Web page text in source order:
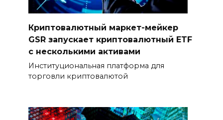
Криптовалютный маркет-мейкер
GSR запускает криптовалютный ETF
с несколькими активами
Институциональная платформа для
торговли криптовалютой